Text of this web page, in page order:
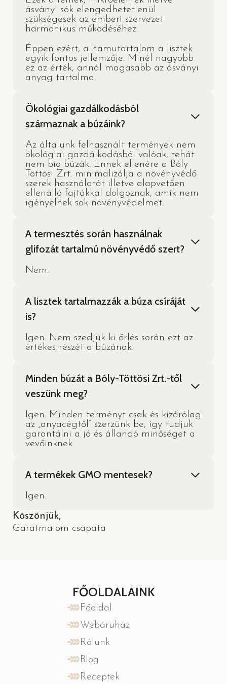
ásványi sók elengedhetetlenül
szükségesek az emberi szervezet
harmonikus működéséhez.
Éppen ezért, a hamutartalom a lisztek
egyik fontos jellemzője. Minél nagyobb
ez az érték, annál magasabb az ásványi
anyag tartalma.
Ökológiai gazdálkodásból
származnak a búzáink?
Az általunk felhasznált termények nem
ökológiai gazdálkodásból valóak, tehát
nem bio búzák. Ennek ellenére a Bóly-
Töttösi Zrt. minimalizálja a növényvédő
szerek használatát illetve alapvetően
ellenálló fajtákkal dolgoznak, amik nem
igényelnek sok növényvédelmet.
A termesztés során használnak
glifozát tartalmú növényvédő szert?
Nem.
A lisztek tartalmazzák a búza csíráját
is?
Igen. Nem szedjük ki őrlés során ezt az
értékes részét a búzának.
Minden búzát a Bóly-Töttösi Zrt.-től
veszünk meg?
Igen. Minden terményt csak és kizárólag
az „anyacégtől” szerzünk be, így tudjuk
garantálni a jó és állandó minőséget a
vevőinknek.
A termékek GMO mentesek?
Igen.
Köszönjük,
Garatmalom csapata
FŐOLDALAINK
Főoldal
Webáruház
Rólunk
Blog
Receptek